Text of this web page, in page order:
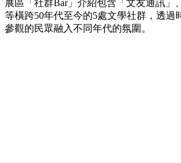
展區「社群Bar」介紹包含「文友通訊」
等橫跨50年代至今的5處文學社群，透過
參觀的民眾融入不同年代的氛圍。